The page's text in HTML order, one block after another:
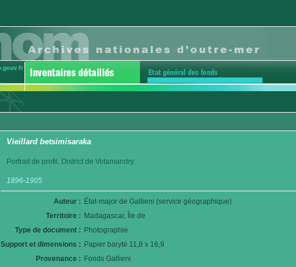
Vieillard betsimisaraka
Portrait de profil. District de Votamandry
1896-1905
Auteur : État-major de Gallieni (service géographique)
Territoire : Madagascar, Île de
Type de document : Photographie
Support et dimensions : Papier baryté 11,8 x 16,9
Provenance : Fonds Gallieni